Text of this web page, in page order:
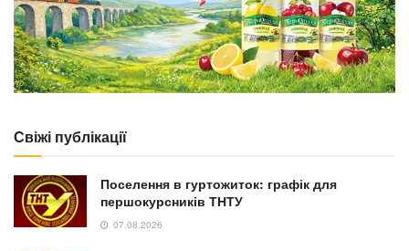
Свіжі публікації
Поселення в гуртожиток: графік для
першокурсників ТНТУ
07.08.2026